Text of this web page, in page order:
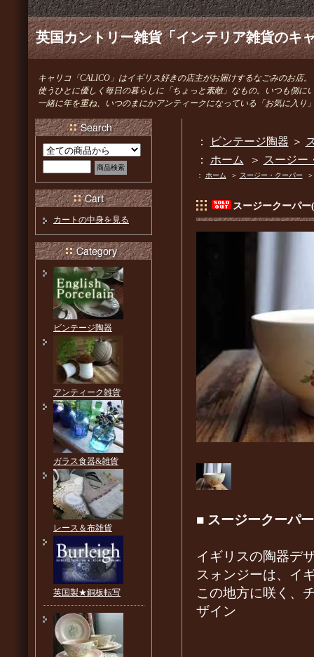
英国カントリー雑貨「インテリア雑貨の
キャリコ「CALICO」はイギリス好きの店主がお届けするなごみのお店。
使うひとに優しく毎日の暮らしに「ちょっと素敵」なもの。いつも側に
一緒に年を重ね、いつのまにかアンティークになっている「お気に入り
： ビンテージ陶器 ＞
： ホーム ＞ スージー
： ホーム ＞ スージー・クーパー
スージークーパ
■ スージークーパ
イギリスの陶器デ
スォンジーは、イ
この地方に咲く、
ザイン
カートの中身を見る
ビンテージ陶器
アンティーク雑貨
ガラス食器&雑貨
レース＆布雑貨
英国製★銅板転写